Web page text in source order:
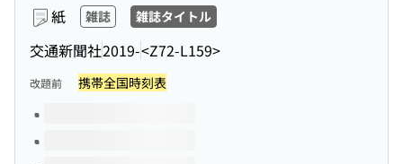
紙 雑誌 雑誌タイトル
交通新聞社2019-<Z72-L159>
改題前 携帯全国時刻表
このタイトルの巻号